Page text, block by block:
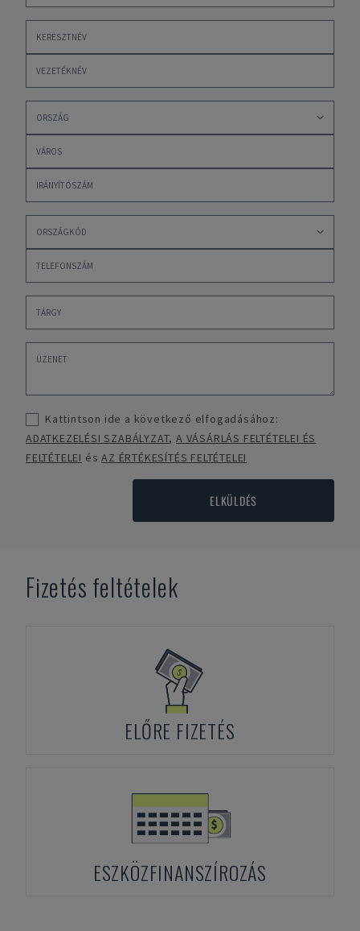
Kattintson ide a következő elfogadásához:
ADATKEZELÉSI SZABÁLYZAT,A VÁSÁRLÁS FELTÉTELEI ÉS
FELTÉTELEI ésAZ ÉRTÉKESÍTÉS FELTÉTELEI
ELKÜLDÉS
Fizetés feltételek
ELŐRE FIZETÉS
ESZKÖZFINANSZÍROZÁS